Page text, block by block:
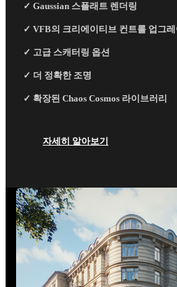
✓ Gaussian 스플래트 렌더링
✓ VFB의 크리에이티브 컨트롤 업그
✓ 고급 스캐터링 옵션
✓ 더 정확한 조명
✓ 확장된 Chaos Cosmos 라이브러리
자세히 알아보기